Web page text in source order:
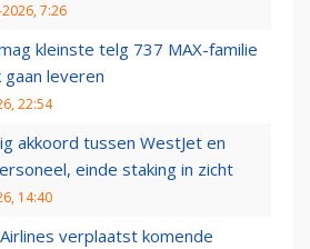
7:26
kleinste telg 737 MAX-familie
gaan leveren
22:54
akkoord tussen WestJet en
einde staking in zicht
14:40
verplaatst komende